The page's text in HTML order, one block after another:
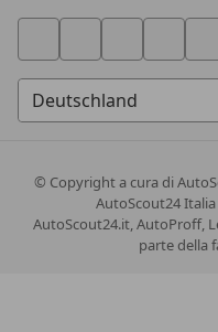
© Copyrighta cura di
AutoScout24 Italia
AutoScout24.it, AutoProff,
parte della